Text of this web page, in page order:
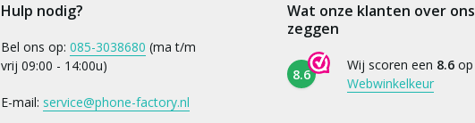
Hulp nodig?
Bel ons op: 085-3038680 (ma t/m
vrij 09:00 - 14:00u)
E-mail: service@phone-factory.nl
Wat onze klanten over ons
zeggen
8.6
Wij scoren een 8.6 op
Webwinkelkeur